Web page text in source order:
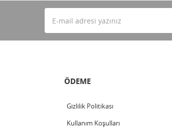
ÖDEME
Gizlilik Politikası
Kullanım Koşulları